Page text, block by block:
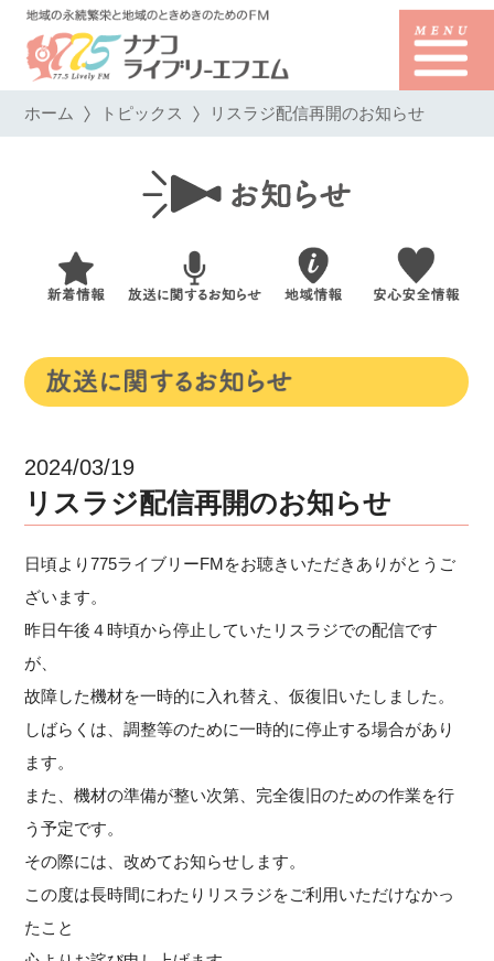
ホーム トピックス リスラジ配信再開のお知らせ
2024/03/19
リスラジ配信再開のお知らせ
日頃より775ライブリーFMをお聴きいただきありがとうご
ざいます。
昨日午後４時頃から停止していたリスラジでの配信です
が、
故障した機材を一時的に入れ替え、仮復旧いたしました。
しばらくは、調整等のために一時的に停止する場合があり
ます。
また、機材の準備が整い次第、完全復旧のための作業を行
う予定です。
その際には、改めてお知らせします。
この度は長時間にわたりリスラジをご利用いただけなかっ
たこと